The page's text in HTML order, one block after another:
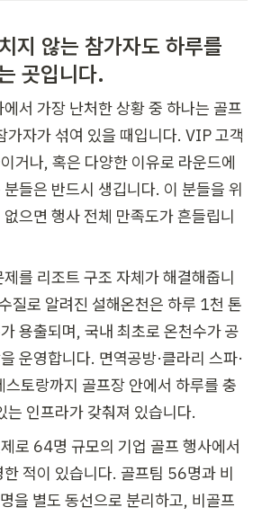
지 않는 참가자도 하루를
곳입니다.
서 가장 난처한 상황 중 하나는 골프
가자가 섞여 있을 때입니다. VIP 고객
거나, 혹은 다양한 이유로 라운드에
들은 반드시 생깁니다. 이 분들을 위
으면 행사 전체 만족도가 흔들립니
를 리조트 구조 자체가 해결해줍니
질로 알려진 설해온천은 하루 1천 톤
용출되며, 국내 최초로 온천수가 공
운영합니다. 면역공방·클라리 스파·
스토랑까지 골프장 안에서 하루를 충
는 인프라가 갖춰져 있습니다.
로 64명 규모의 기업 골프 행사에서
한 적이 있습니다. 골프팀 56명과 비
을 별도 동선으로 분리하고, 비골프